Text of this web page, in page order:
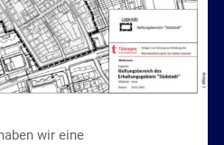
wir eine